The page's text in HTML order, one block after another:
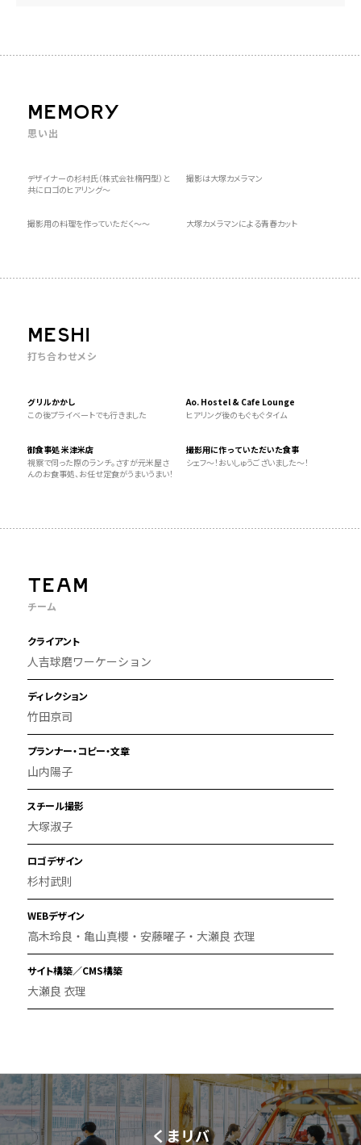
MEMORY
思い出
デザイナーの杉村氏（株式会社楕円型）と
共にロゴのヒアリング〜
撮影は大塚カメラマン
撮影用の料理を作っていただく〜〜 大塚カメラマンによる青春カット
MESHI
打ち合わせメシ
グリルかかし
この後プライベートでも行きました
Ao. Hostel & Cafe Lounge
ヒアリング後のもぐもぐタイム
御食事処 米津米店
視察で伺った際のランチ。さすが元米屋さ
んのお食事処、お任せ定食がうまいうまい！
撮影用に作っていただいた食事
シェフ〜！おいしゅうございました〜！
TEAM
チーム
クライアント
人吉球磨ワーケーション
ディレクション
竹田京司
プランナー・コピー・文章
山内陽子
スチール撮影
大塚淑子
ロゴデザイン
杉村武則
WEBデザイン
高木玲良・亀山真櫻・安藤曜子・大瀬良 衣理
サイト構築／CMS構築
大瀬良 衣理
くまリバ